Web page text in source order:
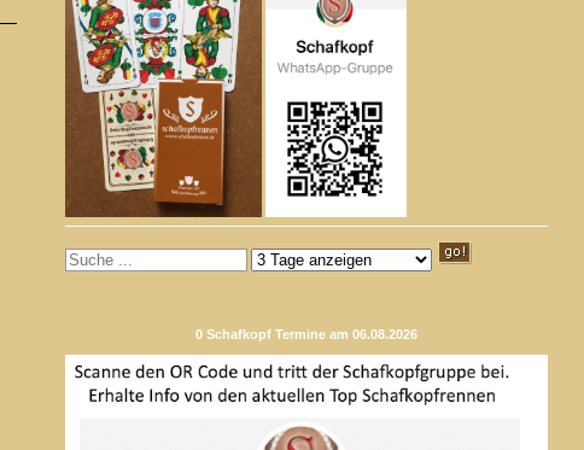
0 Schafkopf Termine am 06.08.2026